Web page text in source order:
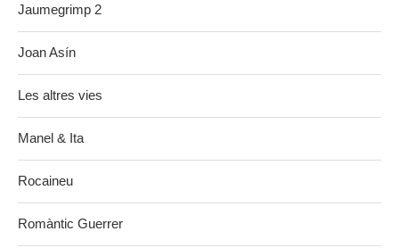
Jaumegrimp 2
Joan Asín
Les altres vies
Manel & Ita
Rocaineu
Romàntic Guerrer